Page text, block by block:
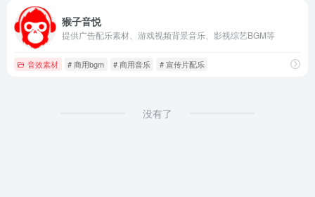
猴子音悦
提供广告配乐素材、游戏视频背景音乐、影视综艺BGM等
音效素材 # 商用bgm # 商用音乐 # 宣传片配乐
没有了